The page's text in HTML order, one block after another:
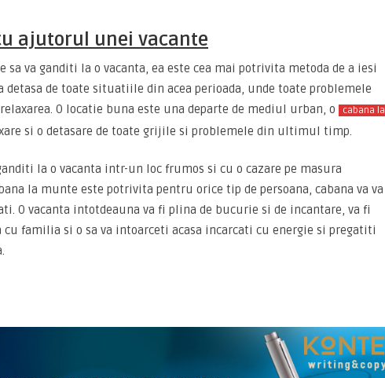
ajutorul unei vacante
sa va ganditi la o vacanta, ea este cea mai potrivita metoda de a iesi
detasa de toate situatiile din acea perioada, unde toate problemele
O locatie buna este una departe de mediul urban, o
cabana la
si o detasare de toate grijile si problemele din ultimul timp.
la o vacanta intr-un loc frumos si cu o cazare pe masura
la munte este potrivita pentru orice tip de persoana, cabana va va
O vacanta intotdeauna va fi plina de bucurie si de incantare, va fi
familia si o sa va intoarceti acasa incarcati cu energie si pregatiti